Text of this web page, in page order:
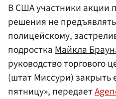
В США участники акции
решения не
полицейскому,
подросткаМайкла
руководство торгового
(штат Миссури) закрыть
пятницу», передает